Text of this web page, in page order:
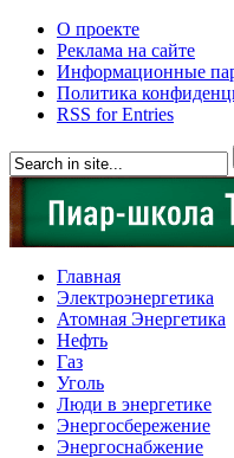
О проекте
Реклама на сайте
Информационные
Политика
RSS for Entries
Главная
Электроэнергетика
Атомная Энергетика
Нефть
Газ
Уголь
Люди в энергетике
Энергосбережение
Энергоснабжение